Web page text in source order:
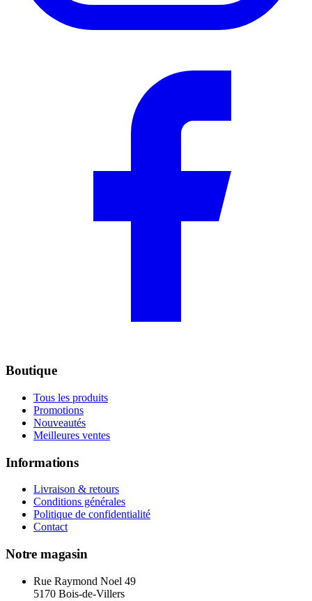
Boutique
Tous les produits
Promotions
Nouveautés
Meilleures ventes
Informations
Livraison & retours
Conditions générales
Politique de confidentialité
Contact
Notre magasin
Rue Raymond Noel 49
5170 Bois-de-Villers